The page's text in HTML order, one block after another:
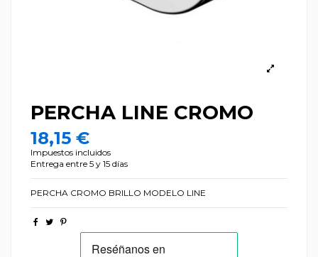
PERCHA LINE CROMO
18,15 €
Impuestos incluidos
Entrega entre 5 y 15 días
PERCHA CROMO BRILLO MODELO LINE